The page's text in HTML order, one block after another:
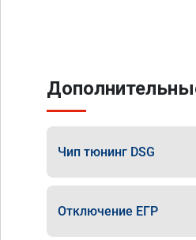
Чип тюнинг DSG
Отключение ЕГР